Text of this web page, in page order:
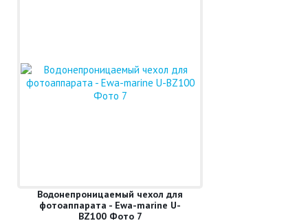
Водонепроницаемый чехол для
фотоаппарата - Ewa-marine U-
BZ100 Фото 7